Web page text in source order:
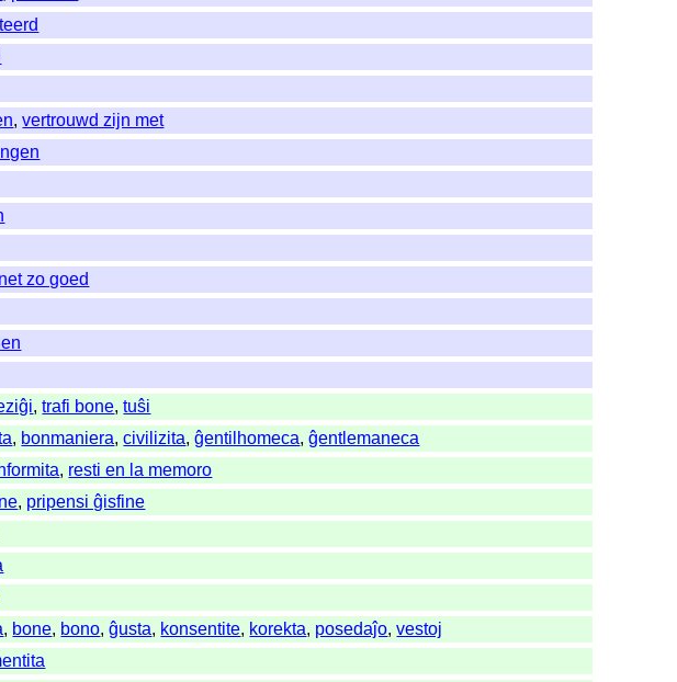
,vertrouwd zijn met
net zo goed
,trafi bone,tuŝi
, bonmaniera,civilizita,ĝentilhomeca,ĝentlemaneca
, resti en la memoro
, pripensi ĝisfine
, bone, bono,ĝusta, konsentite, korekta, posedaĵo,vestoj